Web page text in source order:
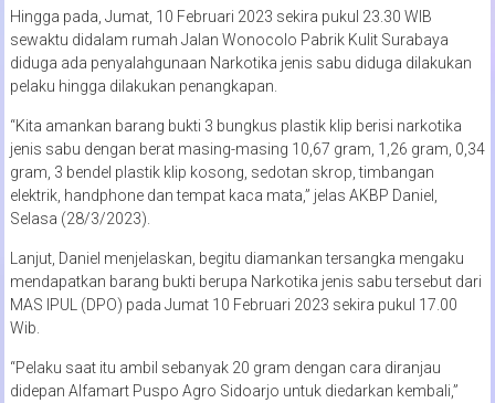
Hingga pada, Jumat, 10 Februari 2023 sekira pukul 23.30 WIB
sewaktu didalam rumah Jalan Wonocolo Pabrik Kulit Surabaya
diduga ada penyalahgunaan Narkotika jenis sabu diduga dilakukan
pelaku hingga dilakukan penangkapan.
“Kita amankan barang bukti 3 bungkus plastik klip berisi narkotika
jenis sabu dengan berat masing-masing 10,67 gram, 1,26 gram, 0,34
gram, 3 bendel plastik klip kosong, sedotan skrop, timbangan
elektrik, handphone dan tempat kaca mata,” jelas AKBP Daniel,
Selasa (28/3/2023).
Lanjut, Daniel menjelaskan, begitu diamankan tersangka mengaku
mendapatkan barang bukti berupa Narkotika jenis sabu tersebut dari
MAS IPUL (DPO) pada Jumat 10 Februari 2023 sekira pukul 17.00
Wib.
“Pelaku saat itu ambil sebanyak 20 gram dengan cara diranjau
didepan Alfamart Puspo Agro Sidoarjo untuk diedarkan kembali,”